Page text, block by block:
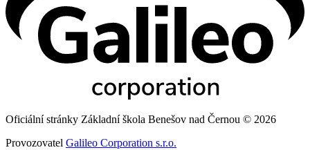
Oficiální stránky Základní škola Benešov nad Černou © 2026
Provozovatel Galileo Corporation s.r.o.